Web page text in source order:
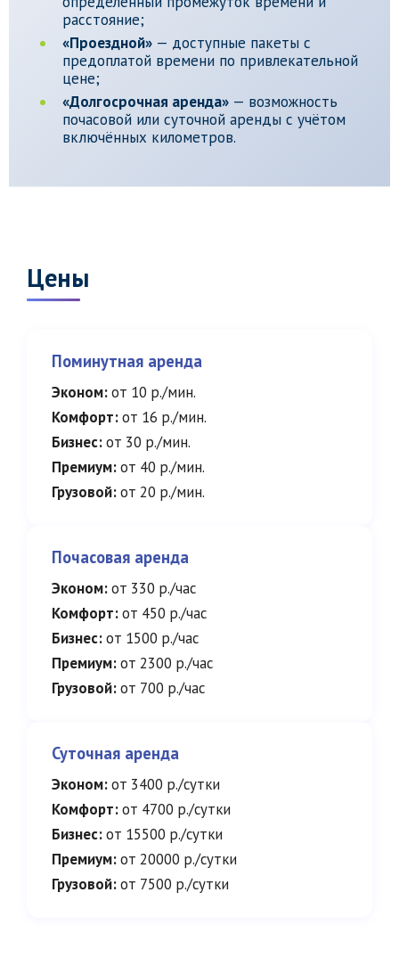
расстояние;
«Проездной» — доступные пакеты с
предоплатой времени по привлекательной
цене;
«Долгосрочная аренда» — возможность
почасовой или суточной аренды с учётом
включённых километров.
Цены
Поминутная аренда
Эконом:от 10 р./мин.
Комфорт:от 16 р./мин.
Бизнес:от 30 р./мин.
Премиум:от 40 р./мин.
Грузовой:от 20 р./мин.
Почасовая аренда
Эконом:от 330 р./час
Комфорт:от 450 р./час
Бизнес:от 1500 р./час
Премиум:от 2300 р./час
Грузовой:от 700 р./час
Суточная аренда
Эконом:от 3400 р./сутки
Комфорт:от 4700 р./сутки
Бизнес:от 15500 р./сутки
Премиум:от 20000 р./сутки
Грузовой:от 7500 р./сутки